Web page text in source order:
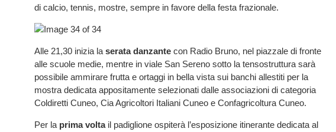
di calcio, tennis, mostre, sempre in favore della festa frazionale.
Alle 21,30 inizia la serata danzante con Radio Bruno, nel piazzale di fronte
alle scuole medie, mentre in viale San Sereno sotto la tensostruttura sarà
possibile ammirare frutta e ortaggi in bella vista sui banchi allestiti per la
mostra dedicata appositamente selezionati dalle associazioni di categoria
Coldiretti Cuneo, Cia Agricoltori Italiani Cuneo e Confagricoltura Cuneo.
Per la prima voltail padiglione ospiterà l’esposizione itinerante dedicata al